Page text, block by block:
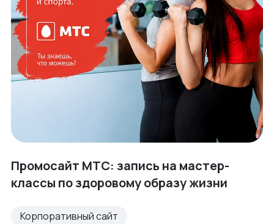
Промосайт МТС: запись на мастер-
классы по здоровому образу жизни
Корпоративный сайт